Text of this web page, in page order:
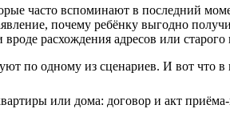
часто вспоминают в последний
почему ребёнку выгодно
расхождения адресов или
по одному из сценариев. И вот что
или дома: договор и акт